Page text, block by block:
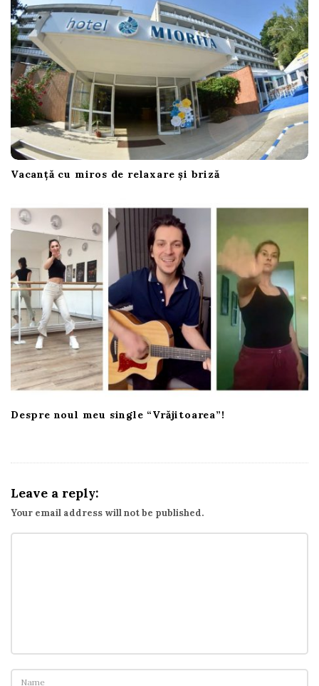
Vacanță cu miros de relaxare și briză
Despre noul meu single “Vrăjitoarea”!
Leave a reply:
Your email address will not be published.